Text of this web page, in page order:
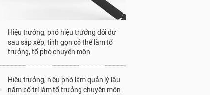
Hiệu trưởng, phó hiệu trưởng dôi dư
sau sắp xếp, tinh gọn có thể làm tổ
trưởng, tổ phó chuyên môn
Hiệu trưởng, hiệu phó làm quản lý lâu
năm bố trí làm tổ trưởng chuyên môn